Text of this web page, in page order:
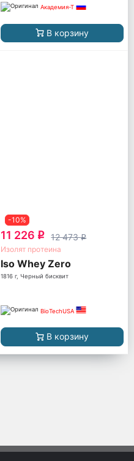
Академия-Т
В корзину
-10%
11 226 q 12 473q
Изолят протеина
Iso Whey Zero
1816 г, Черный бисквит
BioTechUSA
В корзину